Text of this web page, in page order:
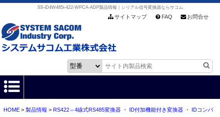
SS-iD4W485i-422-WPCA-ADP製品情報｜シリアル信号変換器ならサコム
サイトマップ FAQ お問合せ
HOME
HOME> 製品情報 > RS422⇔4線式RS485変換器・ ID付加機能付き変換器・
IDコンバ